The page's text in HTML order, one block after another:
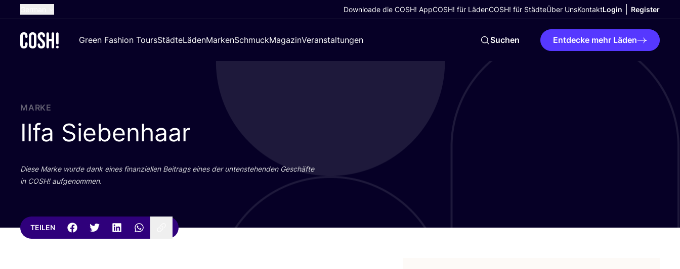
Dutch
Croatian
Downloade die COSH! AppCOSH! für LädenCOSH! für StädteÜber UnsKontaktLogin Register
Green Fashion ToursStädteLädenMarkenSchmuckMagazinVeranstaltungen Suchen Entdecke mehr Läden
MARKE
Ilfa Siebenhaar
Die­se Mar­ke wur­de dank eines finan­zi­el­len Bei­trags eines der unten­ste­hen­den Geschäf­te
in COSH! aufgenommen.
TEILEN